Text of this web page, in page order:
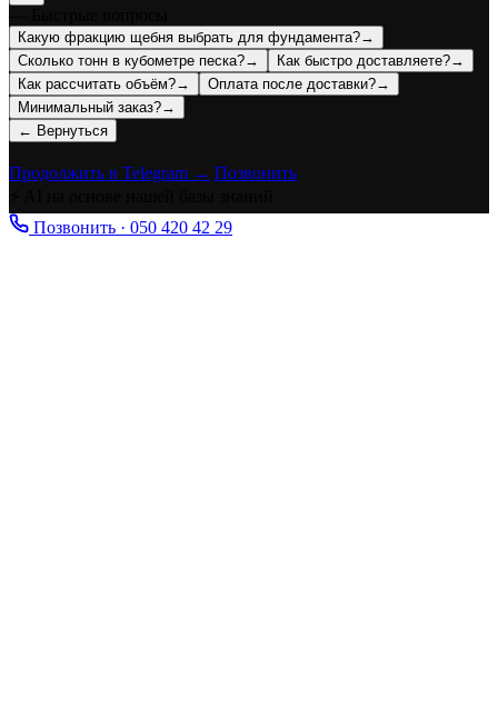
Какую фракцию щебня выбрать для фундамента?→
Сколько тонн в кубометре песка?→ Как быстро доставляете?→
Как рассчитать объём?→ Оплата после доставки?→
Минимальный заказ?→
← Вернуться
Продолжить в Telegram → Позвонить
Позвонить · 050 420 42 29